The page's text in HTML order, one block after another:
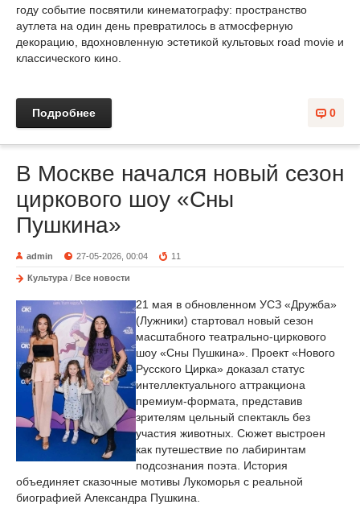
году событие посвятили кинематографу: пространство
аутлета на один день превратилось в атмосферную
декорацию, вдохновленную эстетикой культовых road movie и
классического кино.
0
Подробнее
В Москве начался новый сезон
циркового шоу «Сны
Пушкина»
admin 27-05-2026, 00:04 11
Культура / Все новости
21 мая в обновленном УСЗ «Дружба»
(Лужники) стартовал новый сезон
масштабного театрально-циркового
шоу «Сны Пушкина». Проект «Нового
Русского Цирка» доказал статус
интеллектуального аттракциона
премиум-формата, представив
зрителям цельный спектакль без
участия животных. Сюжет выстроен
как путешествие по лабиринтам
подсознания поэта. История
объединяет сказочные мотивы Лукоморья с реальной
биографией Александра Пушкина.